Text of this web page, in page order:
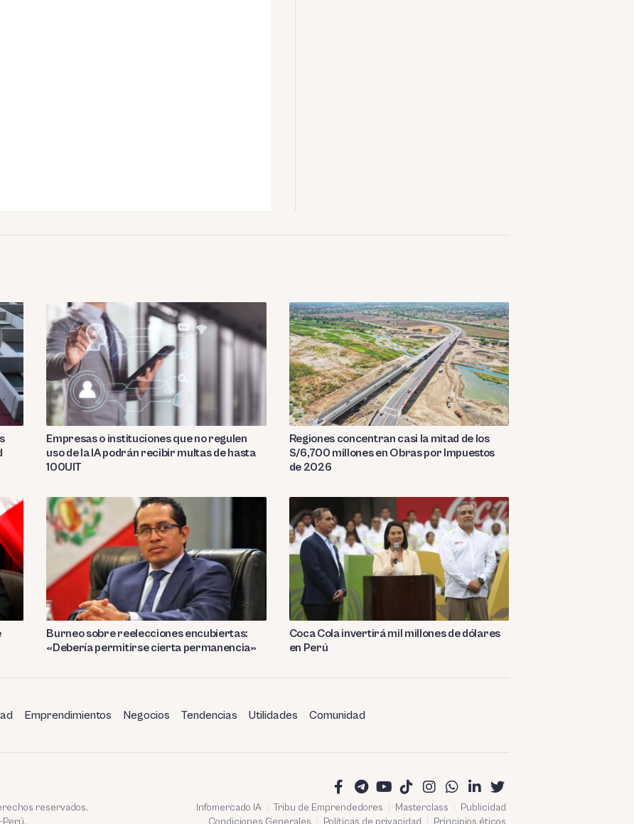
Empresas o instituciones que no regulen
uso de la IA podrán recibir multas de hasta
100UIT
Regiones concentran casi la mitad de los
S/6,700 millones en Obras por Impuestos
de 2026
Burneo sobre reelecciones encubiertas:
«Debería permitirse cierta permanencia»
Coca Cola invertirá mil millones de dólares
en Perú
Emprendimientos Negocios Tendencias Utilidades Comunidad
Infomercado IA Tribu de Emprendedores Masterclass
Publicidad
reservados.